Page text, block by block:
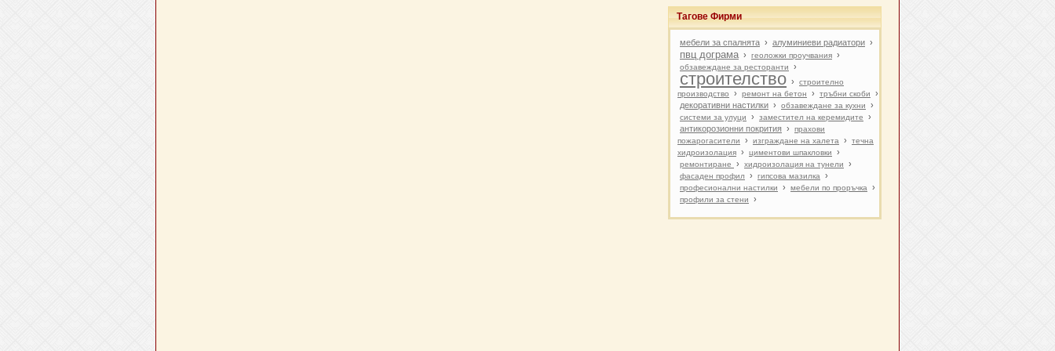
Тагове Фирми
мебели за спалнята › алуминиеви радиатори ›
пвц дограма › геоложки проучвания ›
обзавеждане за ресторанти ›
строителство ›
строително
производство
› ремонт на бетон › тръбни скоби
›
декоративни настилки › обзавеждане за кухни ›
системи за улуци › заместител на керемидите
›
антикорозионни покрития ›
прахови
пожарогасители
› изграждане на халета ›
течна
хидроизолация › циментови шпакловки ›
ремонтиране › хидроизолация на тунели ›
фасаден профил › гипсова мазилка ›
професионални настилки › мебели по проръчка ›
профили за стени ›